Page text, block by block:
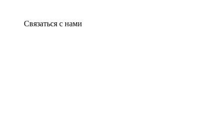
Связаться с нами